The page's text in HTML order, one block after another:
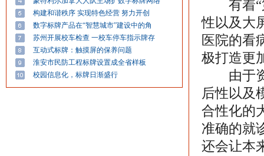
构建和谐秩序 实现特色经营 努力开创
数字标牌产品在“智慧城市”建设中的角
苏州开展校车检查 一校车停车指示牌存
互动式标牌：触摸屏的保养问题
淮安市民防工程标牌设置成全省样板
校园信息化，标牌日渐盛行
有着“第
性以及大
医院的看
极打造更
由于资
后性以及
合性化的
准确的就
还会让本